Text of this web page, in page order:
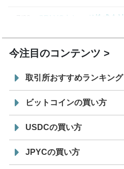
7/29
SBI VCトレード株式会社
今注目のコンテンツ
取引所おすすめランキング
ビットコインの買い方
USDCの買い方
JPYCの買い方